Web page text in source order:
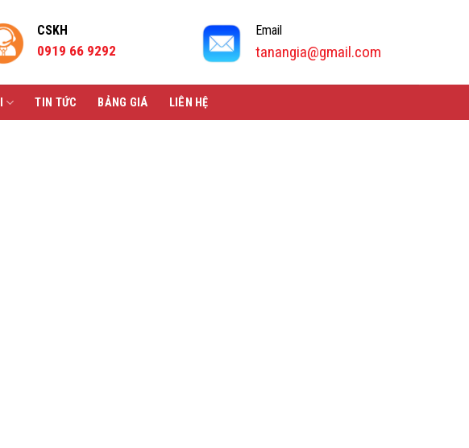
CSKH
0919 66 9292
Email
tanangia@gmail.com
TIN TỨC BẢNG GIÁ LIÊN HỆ